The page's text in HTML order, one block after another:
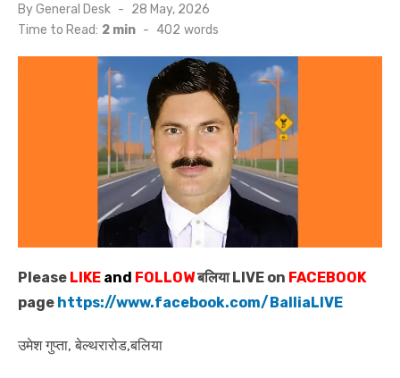
ByGeneral Desk
Posted
on
28 May, 2026
Time to Read: 2 min - 402 words
Please LIKE and FOLLOWबलिया LIVE on FACEBOOK
page https://www.facebook.com/BalliaLIVE
उमेश गुप्ता, बेल्थरारोड,बलिया